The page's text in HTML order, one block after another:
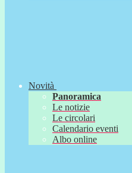
Novità
Panoramica
Le notizie
Le circolari
Calendario eventi
Albo online